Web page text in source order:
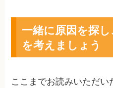
一緒に原因を探
を考えましょう
ここまでお読みいただ